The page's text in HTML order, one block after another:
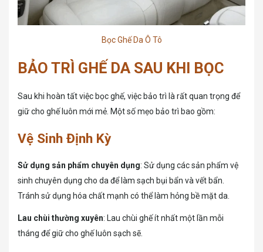
Bọc Ghế Da Ô Tô
BẢO TRÌ GHẾ DA SAU KHI BỌC
Sau khi hoàn tất việc bọc ghế, việc bảo trì là rất quan trọng để
giữ cho ghế luôn mới mẻ. Một số mẹo bảo trì bao gồm:
Vệ Sinh Định Kỳ
Sử dụng sản phẩm chuyên dụng: Sử dụng các sản phẩm vệ
sinh chuyên dụng cho da để làm sạch bụi bẩn và vết bẩn.
Tránh sử dụng hóa chất mạnh có thể làm hỏng bề mặt da.
Lau chùi thường xuyên: Lau chùi ghế ít nhất một lần mỗi
tháng để giữ cho ghế luôn sạch sẽ.